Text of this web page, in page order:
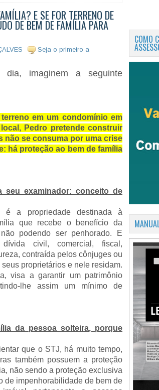
E SE FOR TERRENO DE
DE BEM DE FAMÍLIA PARA
Seja o primeiro a
dia, imaginem a seguinte
em um condomínio em
Pedro pretende construir
não se consuma por uma crise
há proteção ao bem de família
seu examinador: conceito de
é a propriedade destinada à
que recebe o benefício da
podendo ser penhorado. E
civil, comercial, fiscal,
contraída pelos cônjuges ou
proprietários e nele residam.
visa a garantir um patrimônio
lhe assim um mínimo de
da pessoa solteira, porque
que o STJ, há muito tempo,
também possuem a proteção
não sendo a proteção exclusiva
de impenhorabilidade de bem de
COMO